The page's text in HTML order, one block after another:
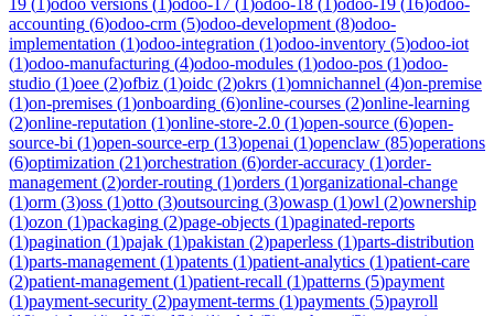
accounting (6)odoo-crm (5)odoo-development (8)odoo-
implementation (1)odoo-integration (1)odoo-inventory (5)odoo-iot
(1)odoo-manufacturing (4)odoo-modules (1)odoo-pos (1)odoo-
studio (1)oee (2)ofbiz (1)oidc (2)okrs (1)omnichannel (4)on-premise
(1)on-premises (1)onboarding (6)online-courses (2)online-learning
(2)online-reputation (1)online-store-2.0 (1)open-source (6)open-
source-bi (1)open-source-erp (13)openai (1)openclaw (85)operations
(6)optimization (21)orchestration (6)order-accuracy (1)order-
management (2)order-routing (1)orders (1)organizational-change
(1)orm (3)oss (1)otto (3)outsourcing (3)owasp (1)owl (2)ownership
(1)ozon (1)packaging (2)page-objects (1)paginated-reports
(1)pagination (1)pajak (1)pakistan (2)paperless (1)parts-distribution
(1)parts-management (1)patents (1)patient-analytics (1)patient-care
(2)patient-management (1)patient-recall (1)patterns (5)payment
(1)payment-security (2)payment-terms (1)payments (5)payroll